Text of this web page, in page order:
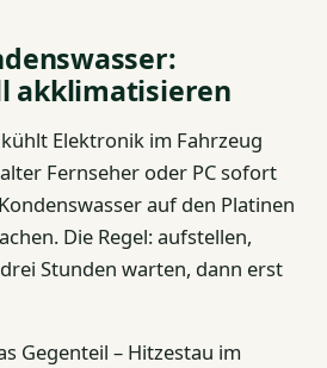
akklimatisieren
Elektronik im Fahrzeug
Fernseher oder PC sofort
auf den Platinen
Die Regel: aufstellen,
Stunden warten, dann erst
Gegenteil – Hitzestau im